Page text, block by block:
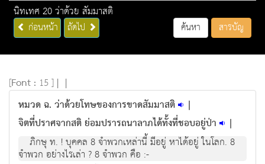
นิทเทศ 20 ว่าด้วย สัมมาสติ
ก่อนหน้า ถัดไป ค้นหา สารบัญ
[Font : 15 ] | |
หมวด ฉ. ว่าด้วยโทษของการขาดสัมมาสติ
|
จิตที่ปราศจากสติ ย่อมปรารถนาลาภได้ทั้งที่ชอบอยู่ป่า
|
ภิกษุ ท. ! บุคคล 8 จำพวกเหล่านี้ มีอยู่ หาได้อยู่ ในโลก. 8
จำพวก อย่างไรเล่า ? 8 จำพวก คือ :-